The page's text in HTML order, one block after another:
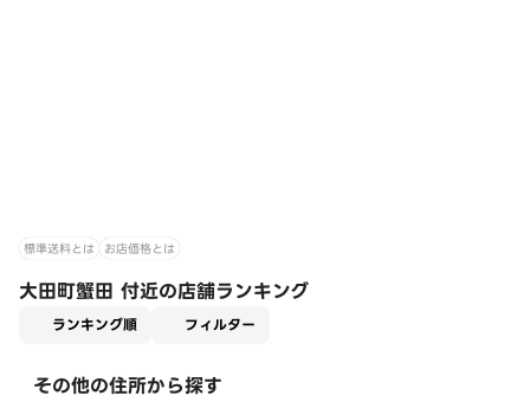
標準送料とは お店価格とは
大田町蟹田 付近の店舗ランキング
ランキング順 フィルター
その他の住所から探す